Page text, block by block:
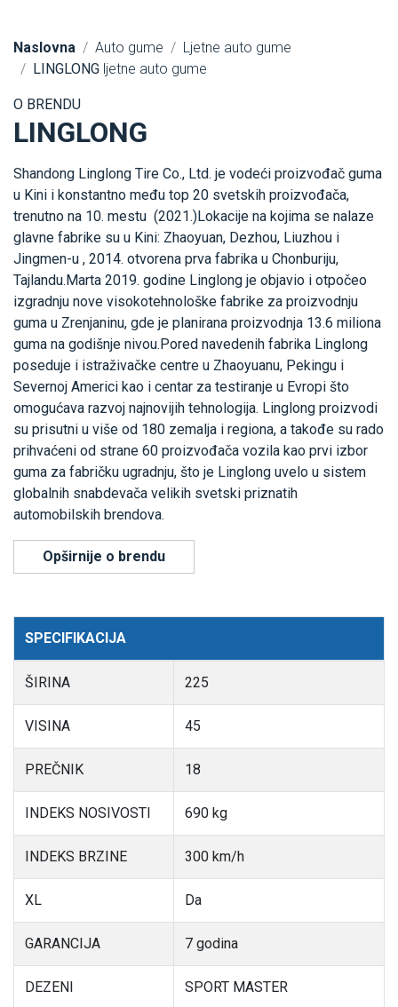
Naslovna Auto gume
Ljetne auto gume
LINGLONG ljetne auto gume
O BRENDU
LINGLONG
Shandong Linglong Tire Co., Ltd. je vodeći proizvođač guma
u Kini i konstantno među top 20 svetskih proizvođača,
trenutno na 10. mestu (2021.)Lokacije na kojima se nalaze
glavne fabrike su u Kini: Zhaoyuan, Dezhou, Liuzhou i
Jingmen-u , 2014. otvorena prva fabrika u Chonburiju,
Tajlandu.Marta 2019. godine Linglong je objavio i otpočeo
izgradnju nove visokotehnološke fabrike za proizvodnju
guma u Zrenjaninu, gde je planirana proizvodnja 13.6 miliona
guma na godišnje nivou.Pored navedenih fabrika Linglong
poseduje i istraživačke centre u Zhaoyuanu, Pekingu i
Severnoj Americi kao i centar za testiranje u Evropi što
omogućava razvoj najnovijih tehnologija. Linglong proizvodi
su prisutni u više od 180 zemalja i regiona, a takođe su rado
prihvaćeni od strane 60 proizvođača vozila kao prvi izbor
guma za fabričku ugradnju, što je Linglong uvelo u sistem
globalnih snabdevača velikih svetski priznatih
automobilskih brendova.
Opširnije o brendu
SPECIFIKACIJA
ŠIRINA 225
VISINA 45
PREČNIK 18
INDEKS NOSIVOSTI 690 kg
INDEKS BRZINE 300 km/h
XL Da
GARANCIJA 7 godina
DEZENI SPORT MASTER